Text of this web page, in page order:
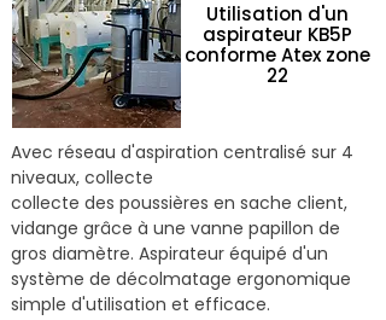
Utilisation d'un
aspirateur KB5P
conforme Atex zone
22
Avec réseau d'aspiration centralisé sur 4
niveaux, collecte
collecte des poussières en sache client,
vidange grâce à une vanne papillon de
gros diamètre. Aspirateur équipé d'un
système de décolmatage ergonomique
simple d'utilisation et efficace.